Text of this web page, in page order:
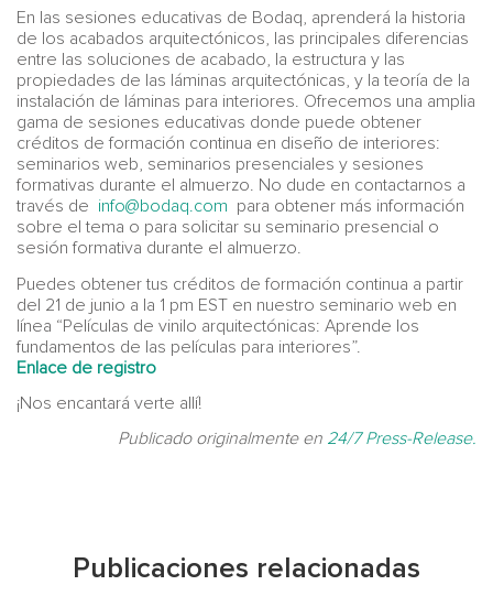
En las sesiones educativas de Bodaq, aprenderá la historia
de los acabados arquitectónicos, las principales diferencias
entre las soluciones de acabado, la estructura y las
propiedades de las láminas arquitectónicas, y la teoría de la
instalación de láminas para interiores. Ofrecemos una amplia
gama de sesiones educativas donde puede obtener
créditos de formación continua en diseño de interiores:
seminarios web, seminarios presenciales y sesiones
formativas durante el almuerzo. No dude en contactarnos a
través de info@bodaq.com para obtener más información
sobre el tema o para solicitar su seminario presencial o
sesión formativa durante el almuerzo.
Puedes obtener tus créditos de formación continua a partir
del 21 de junio a la 1 pm EST en nuestro seminario web en
línea “Películas de vinilo arquitectónicas: Aprende los
fundamentos de las películas para interiores”.
Enlace de registro
¡Nos encantará verte allí!
Publicado originalmente en 24/7 Press-Release.
Publicaciones relacionadas